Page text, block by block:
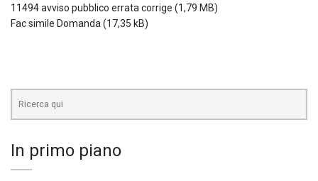
11494 avviso pubblico errata corrige
Fac simile Domanda
In primo piano